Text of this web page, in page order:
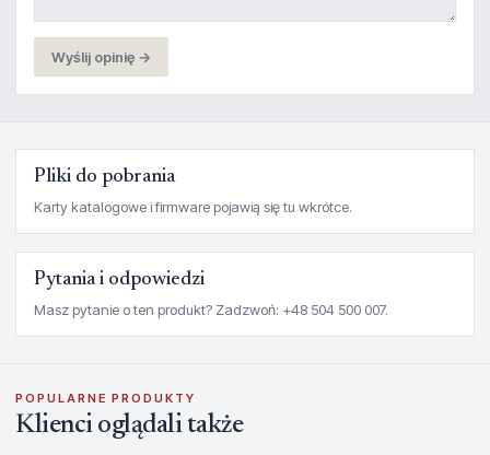
Wyślij opinię →
Pliki do pobrania
Karty katalogowe i firmware pojawią się tu wkrótce.
Pytania i odpowiedzi
Masz pytanie o ten produkt? Zadzwoń: +48 504 500 007.
POPULARNE PRODUKTY
Klienci oglądali także